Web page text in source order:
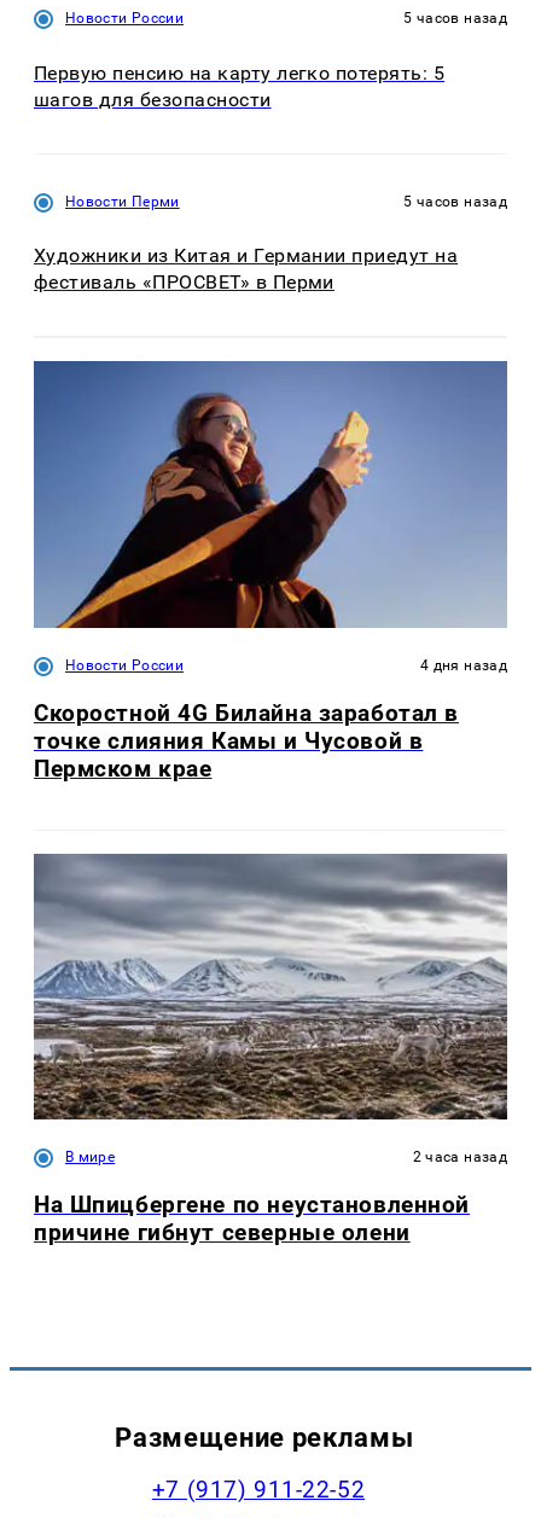
Новости России 5 часов назад
Первую пенсию на карту легко потерять: 5
шагов для безопасности
Новости Перми 5 часов назад
Художники из Китая и Германии приедут на
фестиваль «ПРОСВЕТ» в Перми
Новости России 4 дня назад
Скоростной 4G Билайна заработал в
точке слияния Камы и Чусовой в
Пермском крае
В мире 2 часа назад
На Шпицбергене по неустановленной
причине гибнут северные олени
Размещение рекламы
+7 (917) 911-22-52